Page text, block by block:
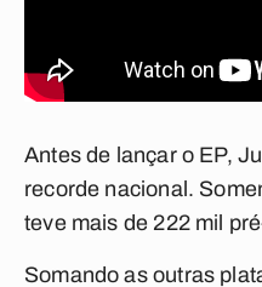
Antes de lançar o EP,
recorde nacional.
teve mais de 222 mil
Somando as outras